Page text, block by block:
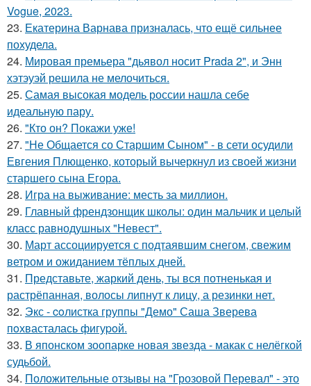
Vogue, 2023.
23. Екатерина Варнава призналась, что ещё сильнее
похудела.
24. Мировая премьера "дьявол носит Prada 2", и Энн
хэтэуэй решила не мелочиться.
25. Самая высокая модель россии нашла себе
идеальную пару.
26. "Кто он? Покажи уже!
27. "Не Общается со Старшим Сыном" - в сети осудили
Евгения Плющенко, который вычеркнул из своей жизни
старшего сына Егора.
28. Игра на выживание: месть за миллион.
29. Главный френдзонщик школы: один мальчик и целый
класс равнодушных "Невест".
30. Март ассоциируется с подтаявшим снегом, свежим
ветром и ожиданием тёплых дней.
31. Представьте, жаркий день, ты вся потненькая и
растрёпанная, волосы липнут к лицу, а резинки нет.
32. Экс - coлистка группы "Демо" Саша Зверева
пoхвасталась фигуpoй.
33. В японском зоопарке новая звезда - макак с нелёгкой
судьбой.
34. Положительные отзывы на "Грозовой Перевал" - это